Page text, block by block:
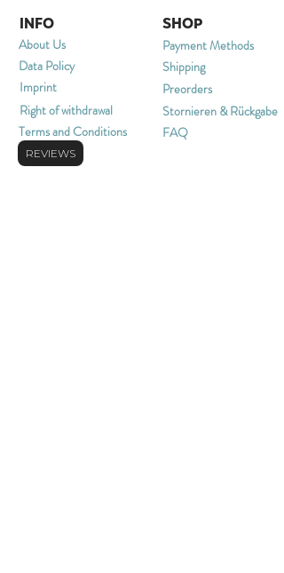
INFO
About Us
Imprint
Data Policy
Right of withdrawal
Terms and Conditions
SHOP
Payment Methods
Shipping
Preorders
Stornieren & Rückgabe
FAQ
REVIEWS